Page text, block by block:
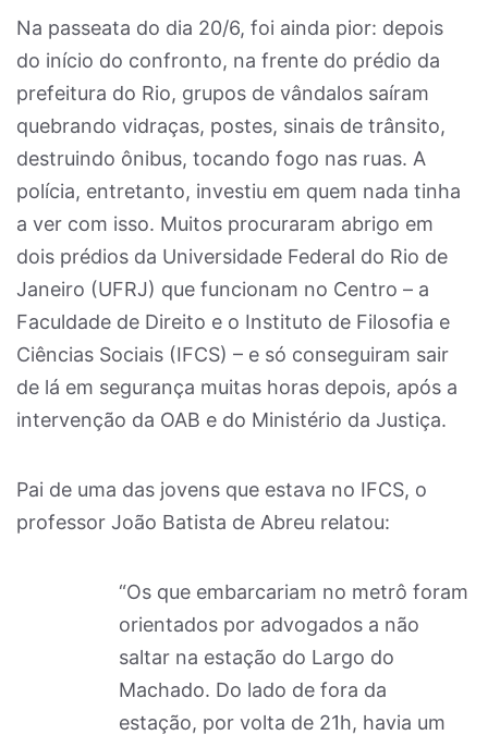
Na passeata do dia 20/6, foi ainda pior: depois
do início do confronto, na frente do prédio da
prefeitura do Rio, grupos de vândalos saíram
quebrando vidraças, postes, sinais de trânsito,
destruindo ônibus, tocando fogo nas ruas. A
polícia, entretanto, investiu em quem nada tinha
a ver com isso. Muitos procuraram abrigo em
dois prédios da Universidade Federal do Rio de
Janeiro (UFRJ) que funcionam no Centro – a
Faculdade de Direito e o Instituto de Filosofia e
Ciências Sociais (IFCS) – e só conseguiram sair
de lá em segurança muitas horas depois, após a
intervenção da OAB e do Ministério da Justiça.
Pai de uma das jovens que estava no IFCS, o
professor João Batista de Abreu relatou:
“Os que embarcariam no metrô foram
orientados por advogados a não
saltar na estação do Largo do
Machado. Do lado de fora da
estação, por volta de 21h, havia um